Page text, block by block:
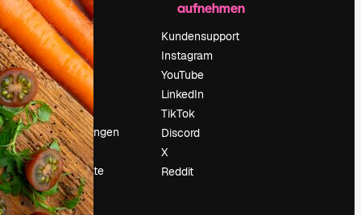
Preise
Über uns
Reviews
Karriere
Suchtrends
Blog
Veranstaltungen
Slidesgo
Deine Inhalte
verkaufen
Pressesaal
aufnehmen
Kundensupport
Instagram
YouTube
LinkedIn
TikTok
Discord
X
Reddit